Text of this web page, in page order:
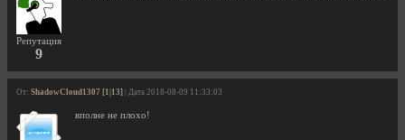
Репутация
9
От: ShadowCloud1307 [1|13] | Дата 2018-08-09 11:33:03
вполне не плохо!